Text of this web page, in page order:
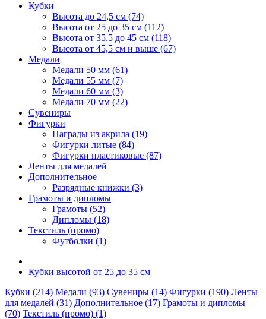
Кубки
Высота до 24,5 см (74)
Высота от 25 до 35 см (112)
Высота от 35.5 до 45 см (118)
Высота от 45,5 см и выше (67)
Медали
Медали 50 мм (61)
Медали 55 мм (7)
Медали 60 мм (3)
Медали 70 мм (22)
Сувениры
Фигурки
Награды из акрила (19)
Фигурки литые (84)
Фигурки пластиковые (87)
Ленты для медалей
Дополнительное
Разрядные книжки (3)
Грамоты и дипломы
Грамоты (52)
Дипломы (18)
Текстиль (промо)
Футболки (1)
Кубки высотой от 25 до 35 см
Кубки (214) Медали (93) Сувениры (14) Фигурки (190) Ленты
для медалей (31) Дополнительное (17) Грамоты и дипломы
(70) Текстиль (промо) (1)